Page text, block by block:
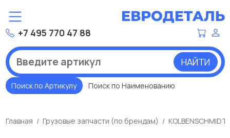
+7 495 770 47 88
НАЙТИ
Поиск по Артикулу Поиск по Наименованию
Главная Грузовые запчасти (по брендам) KOLBENSCHMIDT